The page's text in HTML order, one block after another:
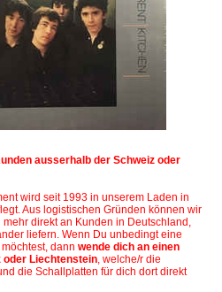
ausserhalb der Schweiz oder
wird seit 1993 in unserem Laden in
Aus logistischen Gründen können wir
direkt an Kunden in Deutschland,
liefern. Wenn Du unbedingt eine
dann wende dich an einen
oder Liechtenstein, welche/r die
die Schallplatten für dich dort direkt